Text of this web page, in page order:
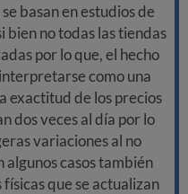
basan en estudios de
bien no todas las tiendas
por lo que, el hecho
como una
exactitud de los precios
dos veces al día por lo
variaciones al no
casos también
que se actualizan